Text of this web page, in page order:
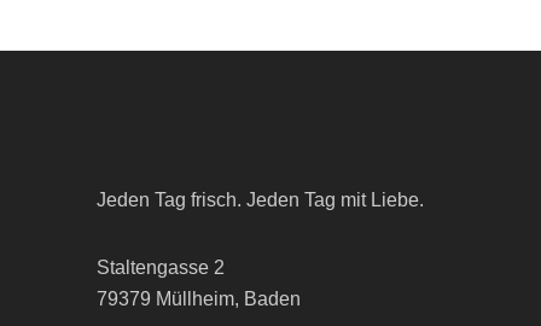
Jeden Tag frisch. Jeden Tag mit Liebe.
Staltengasse 2
79379 Müllheim, Baden